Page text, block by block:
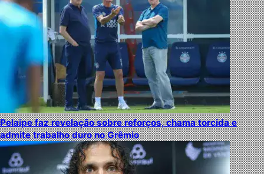
Pelaipe faz revelação sobre reforços, chama torcida e
admite trabalho duro no Grêmio